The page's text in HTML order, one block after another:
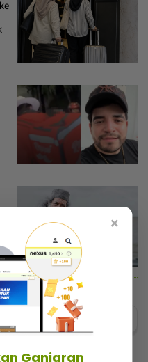
Menarik@video
×
Ganjaran